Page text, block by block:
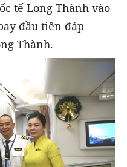
tế Long Thành vào
đầu tiên đáp
Thành.